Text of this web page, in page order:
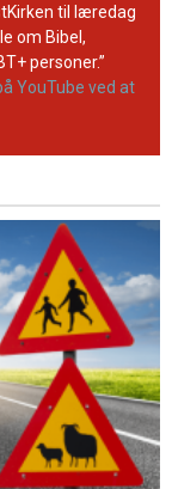
til læredag
om Bibel,
personer.”
YouTube ved at